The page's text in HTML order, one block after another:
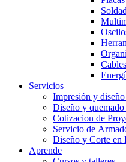
Servicios
Impresión y
Diseño y
Cotizacion de
Servicio de
Diseño y Corte en
Aprende